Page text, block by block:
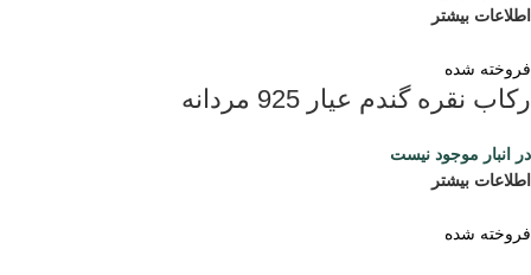
اطلاعات بیشتر
فروخته شده
رکاب نقره گندم عیار 925 مردانه
در انبار موجود نیست
اطلاعات بیشتر
فروخته شده